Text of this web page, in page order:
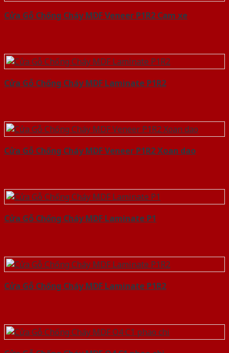
Cửa Gỗ Chống Cháy MDF Veneer P1R2 Cam xe
Cửa Gỗ Chống Cháy MDF Laminate P1R2
Cửa Gỗ Chống Cháy MDF Veneer P1R2 Xoan dao
Cửa Gỗ Chống Cháy MDF Laminate P1
Cửa Gỗ Chống Cháy MDF Laminate P1R2